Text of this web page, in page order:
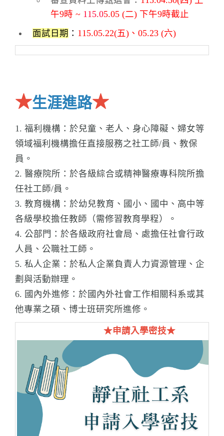
午9時 ~ 115.05.05 (二) 下午9時截止
面試日期 ： 115.05.22(五)、05.23 (六)
★生涯進路★
1. 福利機構：於兒童、老人、身心障礙、婦女等
領域福利機構擔任直接服務之社工師/員、教保
員。
2. 醫療院所：於各級綜合或精神醫療專科院所擔
任社工師/員。
3. 教育機構：於幼兒教育、國小、國中、高中等
各級學校擔任教師（需修習教育學程）。
4. 公部門：於各級政府社會局、處擔任社會行政
人員、公職社工師。
5. 私人企業：於私人企業負責人力資源管理、企
劃與活動辦理。
6. 國內外進修：於國內外社會工作相關科系或其
他專業之碩、博士班研究所進修。
★申請入學密技★